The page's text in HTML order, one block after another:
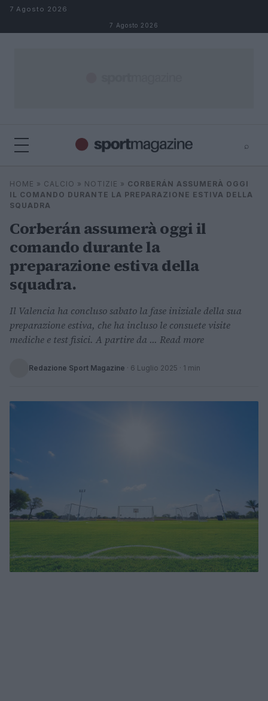
Salta al contenuto
7 Agosto 2026
7 Agosto 2026
⌕
Cerca
⌕
HOME » CALCIO » NOTIZIE » CORBERÁN ASSUMERÀ OGGI
IL COMANDO DURANTE LA PREPARAZIONE ESTIVA DELLA
SQUADRA
Corberán assumerà oggi il
comando durante la
preparazione estiva della
squadra.
Il Valencia ha concluso sabato la fase iniziale della sua
preparazione estiva, che ha incluso le consuete visite
mediche e test fisici. A partire da ... Read more
Redazione Sport Magazine · 6 Luglio 2025 · 1 min